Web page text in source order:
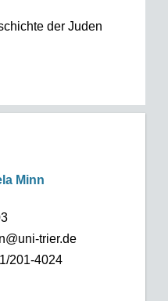
der Juden
Minn
trier.de
201-4024